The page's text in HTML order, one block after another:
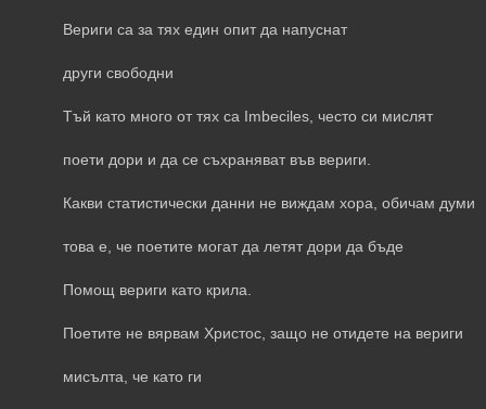
Вериги са за тях един опит да напуснат
други свободни
Тъй като много от тях са Imbeciles, често си мислят
поети дори и да се съхраняват във вериги.
Какви статистически данни не виждам хора, обичам думи
това е, че поетите могат да летят дори да бъде
Помощ вериги като крила.
Поетите не вярвам Христос, защо не отидете на вериги
мисълта, че като ги